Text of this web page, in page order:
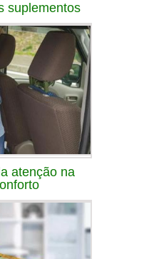
suplementos
atenção na